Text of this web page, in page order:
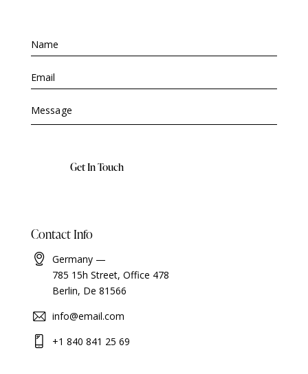
l
e
a
t
Contact Info
Germany —
785 15h Street, Office 478
Berlin, De 81566
info@email.com
+1 840 841 25 69